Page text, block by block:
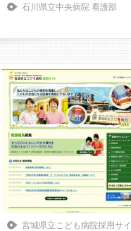
石川県立中央病院 看護部
宮城県立こども病院採用サイ